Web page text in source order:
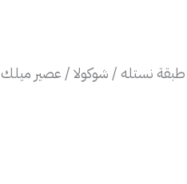
نستله / شوكولا / عصير ميلك